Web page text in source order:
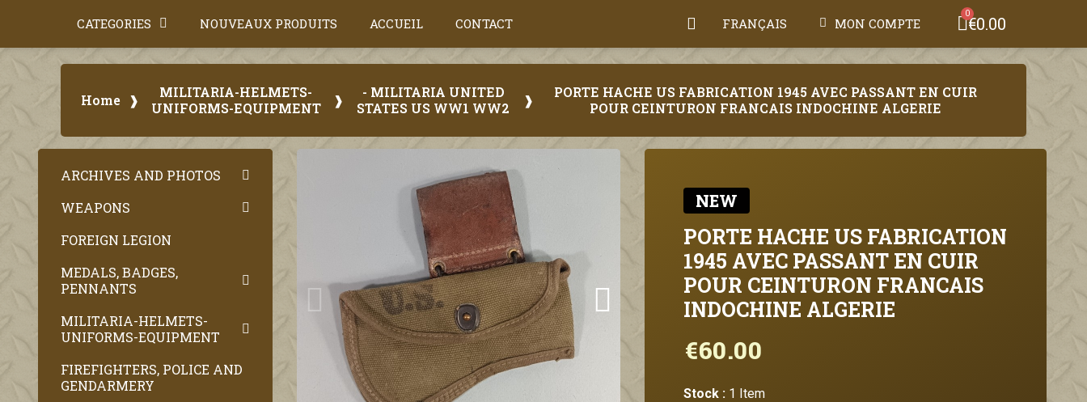
CATEGORIES NOUVEAUX PRODUITS ACCUEIL CONTACT FRANÇAIS MON COMPTE €0.00
Home
MILITARIA-HELMETS-
UNIFORMS-EQUIPMENT
- MILITARIA UNITED
STATES US WW1 WW2
PORTE HACHE US FABRICATION 1945 AVEC PASSANT EN CUIR
POUR CEINTURON FRANCAIS INDOCHINE ALGERIE
ARCHIVES AND PHOTOS
WEAPONS
FOREIGN LEGION
MEDALS, BADGES,
PENNANTS
MILITARIA-HELMETS-
UNIFORMS-EQUIPMENT
FIREFIGHTERS, POLICE AND
GENDARMERY
NEW
PORTE HACHE US FABRICATION
1945 AVEC PASSANT EN CUIR
POUR CEINTURON FRANCAIS
INDOCHINE ALGERIE
€60.00
Stock : 1 Item